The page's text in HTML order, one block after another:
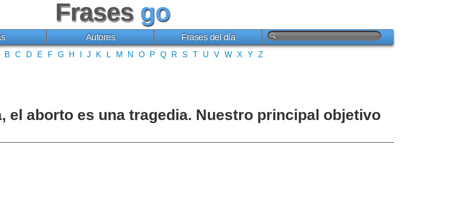
Frases go
Autores Frases del día
B C D E F G H J K L M N O P Q R S T U V W X Y Z
el aborto es una tragedia. Nuestro principal objetivo